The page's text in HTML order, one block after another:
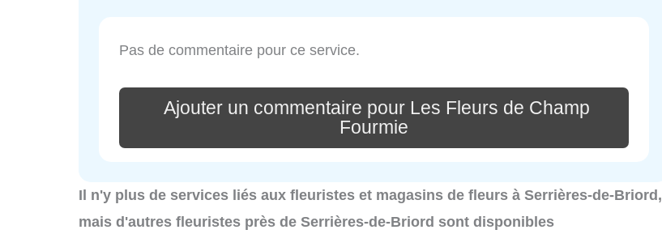
Pas de commentaire pour ce service.
Ajouter un commentaire pour Les Fleurs de Champ
Fourmie
Il n'y plus de services liés aux fleuristes et magasins de fleurs à Serrières-de-Briord,
mais d'autres fleuristes près de Serrières-de-Briord sont disponibles